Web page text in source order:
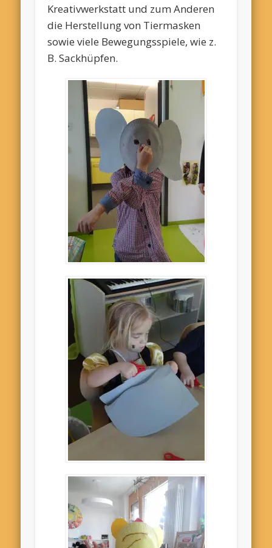
Kreativwerkstatt und zum Anderen
die Herstellung von Tiermasken
sowie viele Bewegungsspiele, wie z.
B. Sackhüpfen.